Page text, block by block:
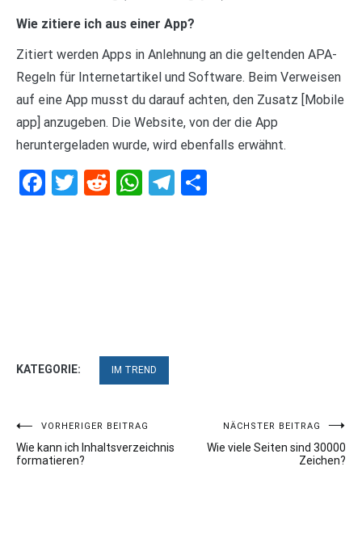
Wie zitiere ich aus einer App?
Zitiert werden Apps in Anlehnung an die geltenden APA-
Regeln für Internetartikel und Software. Beim Verweisen
auf eine App musst du darauf achten, den Zusatz [Mobile
app] anzugeben. Die Website, von der die App
heruntergeladen wurde, wird ebenfalls erwähnt.
Facebook
Twitter
RedditWhatsApp
Telegram
KATEGORIE: IM TREND
Beitragsnavigation
VORHERIGER BEITRAG
Wie kann ich Inhaltsverzeichnis
formatieren?
NÄCHSTER BEITRAG
Wie viele Seiten sind 30000
Zeichen?